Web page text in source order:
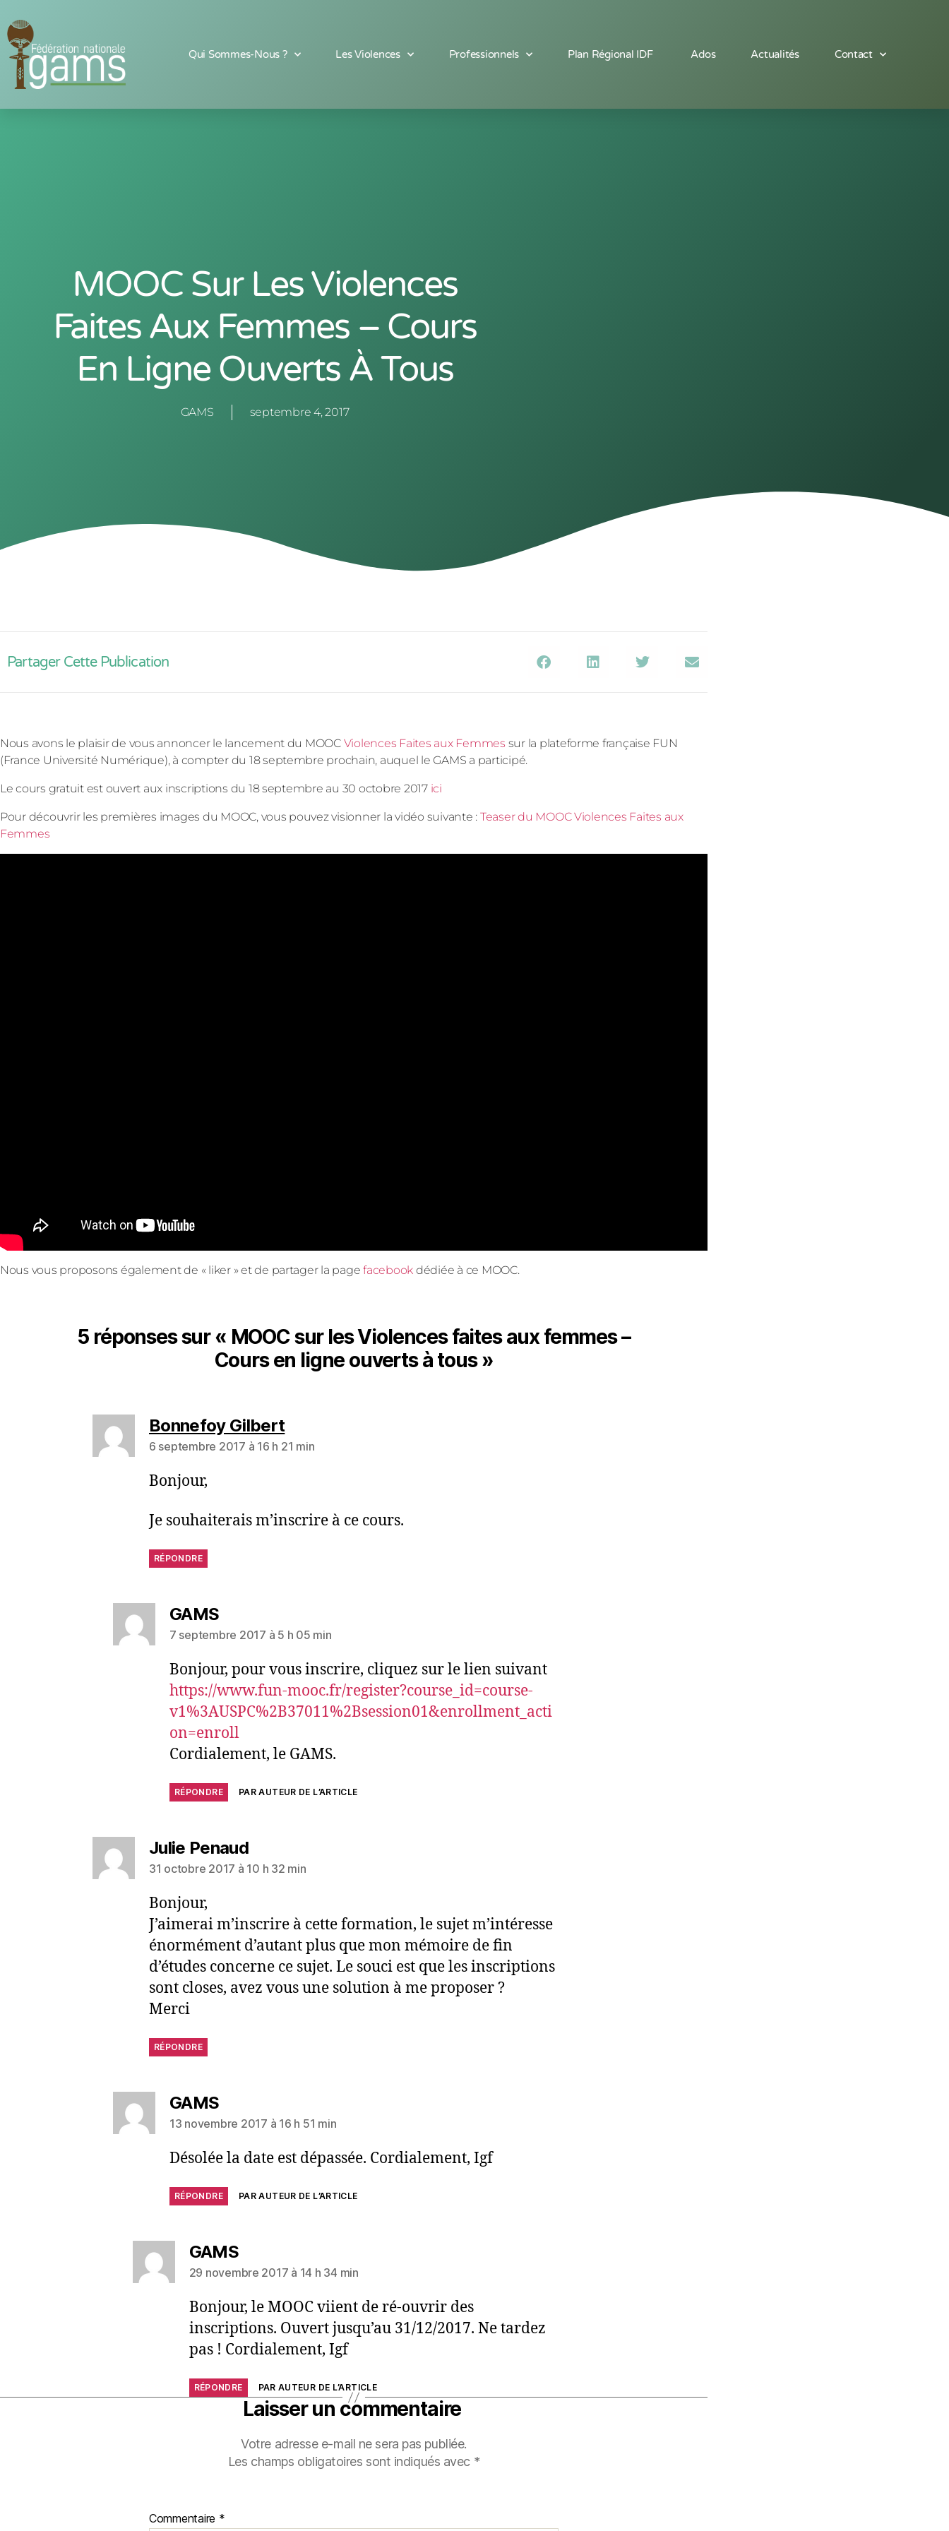
Qui Sommes-Nous ? Les Violences Professionnels Plan Régional IDF Ados Actualités Contact
MOOC Sur Les Violences
Faites Aux Femmes – Cours
En Ligne Ouverts À Tous
GAMS septembre 4, 2017
Partager Cette Publication
Nous avons le plaisir de vous annoncer le lancement du MOOC Violences Faites aux Femmes sur la plateforme française FUN
(France Université Numérique), à compter du 18 septembre prochain, auquel le GAMS a participé.
Le cours gratuit est ouvert aux inscriptions du 18 septembre au 30 octobre 2017 ici
Pour découvrir les premières images du MOOC, vous pouvez visionner la vidéo suivante : Teaser du MOOC Violences Faites aux
Femmes
Nous vous proposons également de « liker » et de partager la pagefacebook dédiée à ce MOOC.
5 réponses sur « MOOC sur les Violences faites aux femmes –
Cours en ligne ouverts à tous »
Bonnefoy Gilbert
6 septembre 2017 à 16 h 21 min
Bonjour,
Je souhaiterais m’inscrire à ce cours.
RÉPONDRE
GAMS
7 septembre 2017 à 5 h 05 min
Bonjour, pour vous inscrire, cliquez sur le lien suivant
https://www.fun-mooc.fr/register?course_id=course-
v1%3AUSPC%2B37011%2Bsession01&enrollment_acti
on=enroll
Cordialement, le GAMS.
RÉPONDRE PAR AUTEUR DE L’ARTICLE
Julie Penaud
31 octobre 2017 à 10 h 32 min
Bonjour,
J’aimerai m’inscrire à cette formation, le sujet m’intéresse
énormément d’autant plus que mon mémoire de fin
d’études concerne ce sujet. Le souci est que les inscriptions
sont closes, avez vous une solution à me proposer ?
Merci
RÉPONDRE
GAMS
13 novembre 2017 à 16 h 51 min
Désolée la date est dépassée. Cordialement, Igf
RÉPONDRE PAR AUTEUR DE L’ARTICLE
GAMS
29 novembre 2017 à 14 h 34 min
Bonjour, le MOOC viient de ré-ouvrir des
inscriptions. Ouvert jusqu’au 31/12/2017. Ne tardez
pas ! Cordialement, Igf
RÉPONDRE PAR AUTEUR DE L’ARTICLE
Laisser un commentaire
Votre adresse e-mail ne sera pas publiée.
Les champs obligatoires sont indiqués avec *
Commentaire *